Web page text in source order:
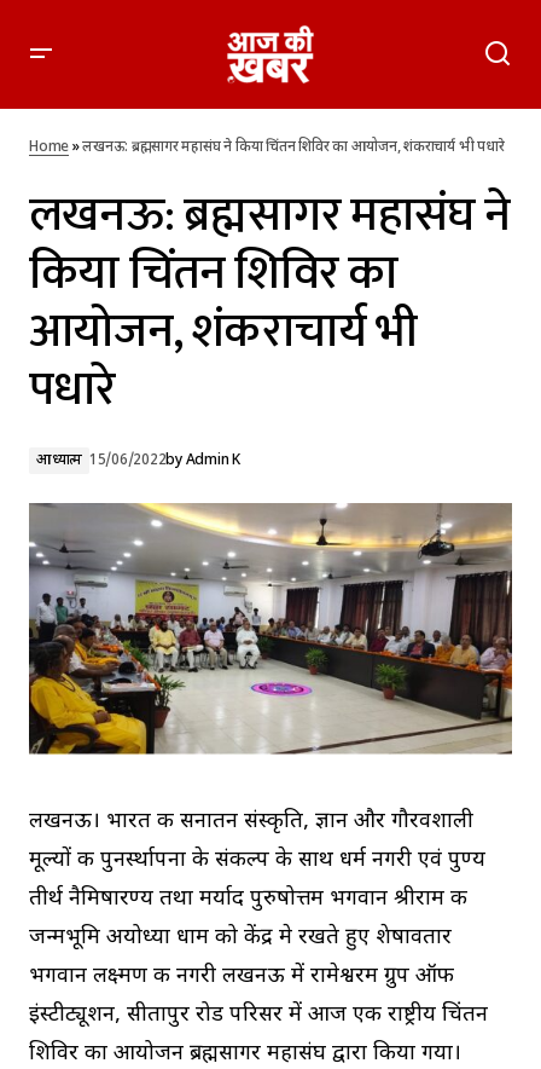
भी पधारे
Home»लखनऊ: ब्रह्मसागर महासंघ ने किया चिंतन शिविर का आयोजन, शंकराचार्य भी पधारे
लखनऊ: ब्रह्मसागर महासंघ ने
किया चिंतन शिविर का
आयोजन, शंकराचार्य भी
पधारे
आध्यात्म 15/06/2022byAdmin K
लखनऊ। भारत की सनातन संस्कृति, ज्ञान और गौरवशाली
मूल्यों की पुनर्स्थापना के संकल्प के साथ धर्म नगरी एवं पुण्य
तीर्थ नैमिषारण्य तथा मर्याद पुरुषोत्तम भगवान श्रीराम की
जन्मभूमि अयोध्या धाम को केंद्र मे रखते हुए शेषावतार
भगवान लक्ष्मण की नगरी लखनऊ में रामेश्वरम ग्रुप ऑफ
इंस्टीट्यूशन, सीतापुर रोड परिसर में आज एक राष्ट्रीय चिंतन
शिविर का आयोजन ब्रह्मसागर महासंघ द्वारा किया गया।